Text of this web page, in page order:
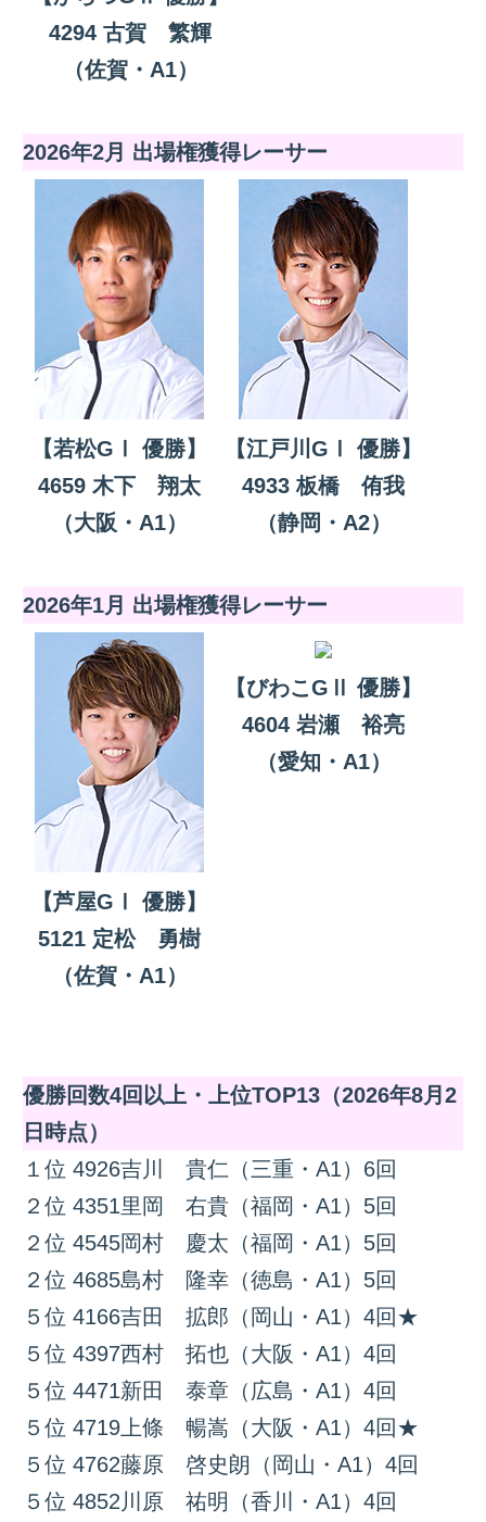
4294 古賀 繁輝
（佐賀・A1）
2026年2月 出場権獲得レーサー
【若松GⅠ 優勝】
4659 木下 翔太
（大阪・A1）
【江戸川GⅠ 優勝】
4933 板橋 侑我
（静岡・A2）
2026年1月 出場権獲得レーサー
【芦屋GⅠ 優勝】
5121 定松 勇樹
（佐賀・A1）
【びわこGⅡ 優勝】
4604 岩瀬 裕亮
（愛知・A1）
優勝回数4回以上・上位TOP13（2026年8月2
日時点）
１位 4926吉川 貴仁（三重・A1）6回
２位 4351里岡 右貴（福岡・A1）5回
２位 4545岡村 慶太（福岡・A1）5回
２位 4685島村 隆幸（徳島・A1）5回
５位 4166吉田 拡郎（岡山・A1）4回★
５位 4397西村 拓也（大阪・A1）4回
５位 4471新田 泰章（広島・A1）4回
５位 4719上條 暢嵩（大阪・A1）4回★
５位 4762藤原 啓史朗（岡山・A1）4回
５位 4852川原 祐明（香川・A1）4回